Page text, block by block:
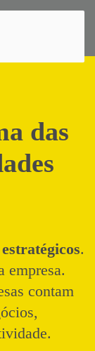
das
.
empresa.
contam